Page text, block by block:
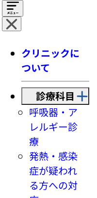
クリニックに
ついて
診療科目
呼吸器・ア
レルギー診
療
発熱・感染
症が疑われ
る方への対